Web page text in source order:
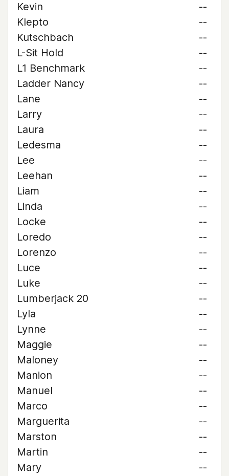
Kevin
--
Klepto
--
Kutschbach
--
L-Sit Hold
--
L1 Benchmark
--
Ladder Nancy
--
Lane
--
Larry
--
Laura
--
Ledesma
--
Lee
--
Leehan
--
Liam
--
Linda
--
Locke
--
Loredo
--
Lorenzo
--
Luce
--
Luke
--
Lumberjack 20
--
Lyla
--
Lynne
--
Maggie
--
Maloney
--
Manion
--
Manuel
--
Marco
--
Marguerita
--
Marston
--
Martin
--
Mary
--